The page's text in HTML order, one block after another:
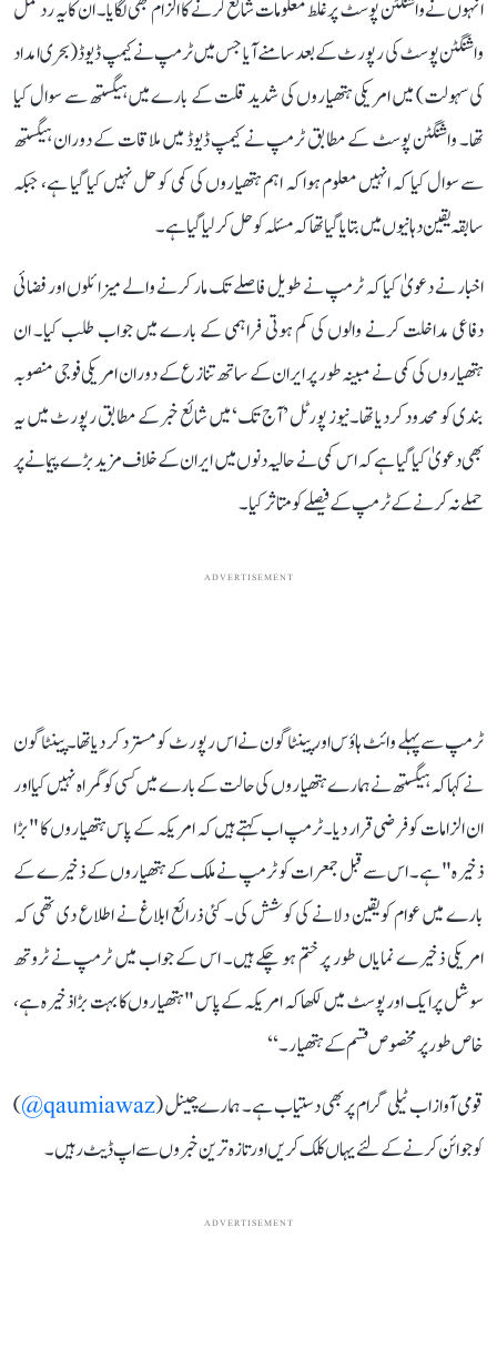
انہوں نے واشنگٹن پوسٹ پر غلط معلومات شائع کرنے کا الزام بھی لگایا۔ ان کا یہ ردعمل
واشنگٹن پوسٹ کی رپورٹ کے بعد سامنے آیا جس میں ٹرمپ نے کیمپ ڈیوڈ (بحری امداد
کی سہولت) میں امریکی ہتھیاروں کی شدید قلت کے بارے میں ہیگستھ سے سوال کیا
تھا۔ واشنگٹن پوسٹ کے مطابق ٹرمپ نے کیمپ ڈیوڈ میں ملاقات کے دوران ہیگستھ
سے سوال کیا کہ انہیں معلوم ہوا کہ اہم ہتھیاروں کی کمی کو حل نہیں کیا گیا ہے، جبکہ
سابقہ ​​یقین دہانیوں میں بتا یا گیا تھا کہ مسئلہ کو حل کر لیا گیا ہے۔
اخبار نے دعویٰ کیا کہ ٹرمپ نے طویل فاصلے تک مار کرنے والے میزائلوں اور فضائی
دفاعی مداخلت کرنے والوں کی کم ہوتی فراہمی کے بارے میں جواب طلب کیا۔ ان
ہتھیاروں کی کمی نے مبینہ طور پر ایران کے ساتھ تنازع کے دوران امریکی فوجی منصوبہ
بندی کو محدود کر دیا تھا۔نیوز پورٹل ’آج تک‘ میں شائع خبر کے مطابق رپورٹ میں یہ
بھی دعویٰ کیا گیا ہے کہ اس کمی نے حالیہ دنوں میں ایران کے خلاف مزید بڑے پیمانے پر
حملے نہ کرنے کے ٹرمپ کے فیصلے کو متاثر کیا۔
ADVERTISEMENT
ٹرمپ سے پہلے وائٹ ہاؤس اور پینٹاگون نے اس رپورٹ کو مسترد کر دیا تھا۔ پینٹاگون
نے کہا کہ ہیگستھ نے ہمارے ہتھیاروں کی حالت کے بارے میں کسی کو گمراہ نہیں کیا اور
ان الزامات کو فرضی قرار دیا۔ٹرمپ اب کہتے ہیں کہ امریکہ کے پاس ہتھیاروں کا "بڑا
ذخیرہ" ہے۔ اس سے قبل جمعرات کو ٹرمپ نے ملک کے ہتھیاروں کے ذخیرے کے
بارے میں عوام کو یقین دلانے کی کوشش کی۔ کئی ذرائع ابلاغ نے اطلاع دی تھی کہ
امریکی ذخیرے نمایاں طور پر ختم ہو چکے ہیں۔ اس کے جواب میں ٹرمپ نے ٹروتھ
سوشل پر ایک اور پوسٹ میں لکھا کہ امریکہ کے پاس "ہتھیاروں کا بہت بڑا ذخیرہ ہے،
خاص طور پر مخصوص قسم کے ہتھیار۔‘‘
قومی آواز اب ٹیلی گرام پر بھی دستیاب ہے۔ ہمارے چینل (qaumiawaz@
)
کو جوائن کرنے کے لئے یہاں کلک کریں اور تازہ ترین خبروں سے اپ ڈیٹ رہیں۔
ADVERTISEMENT